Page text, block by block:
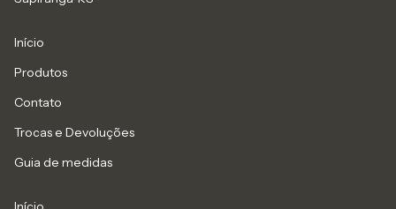
Início
Produtos
Contato
Trocas e Devoluções
Guia de medidas